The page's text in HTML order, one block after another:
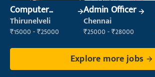
Computer
Operator
Thirunelveli
₹15000 - ₹25000
Admin Officer
Chennai
₹25000 - ₹28000
Explore more jobs